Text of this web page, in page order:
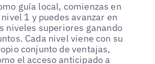
guía local, comienzas en
1 y puedes avanzar en
niveles superiores ganando
Cada nivel viene con su
conjunto de ventajas,
el acceso anticipado a